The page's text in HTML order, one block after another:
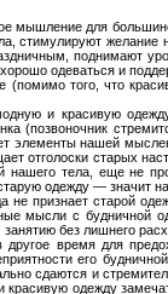
мышление для
стимулируют желание
поднимают
одеваться и
того, что
и красивую
(позвоночник
элементы нашей
отголоски старых
нашего тела, еще не
одежду — значит
признает старой
мысли с будничной
без лишнего
время для
его
сдаются и
одежду